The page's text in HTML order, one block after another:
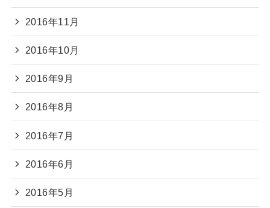
2016年11月
2016年10月
2016年9月
2016年8月
2016年7月
2016年6月
2016年5月